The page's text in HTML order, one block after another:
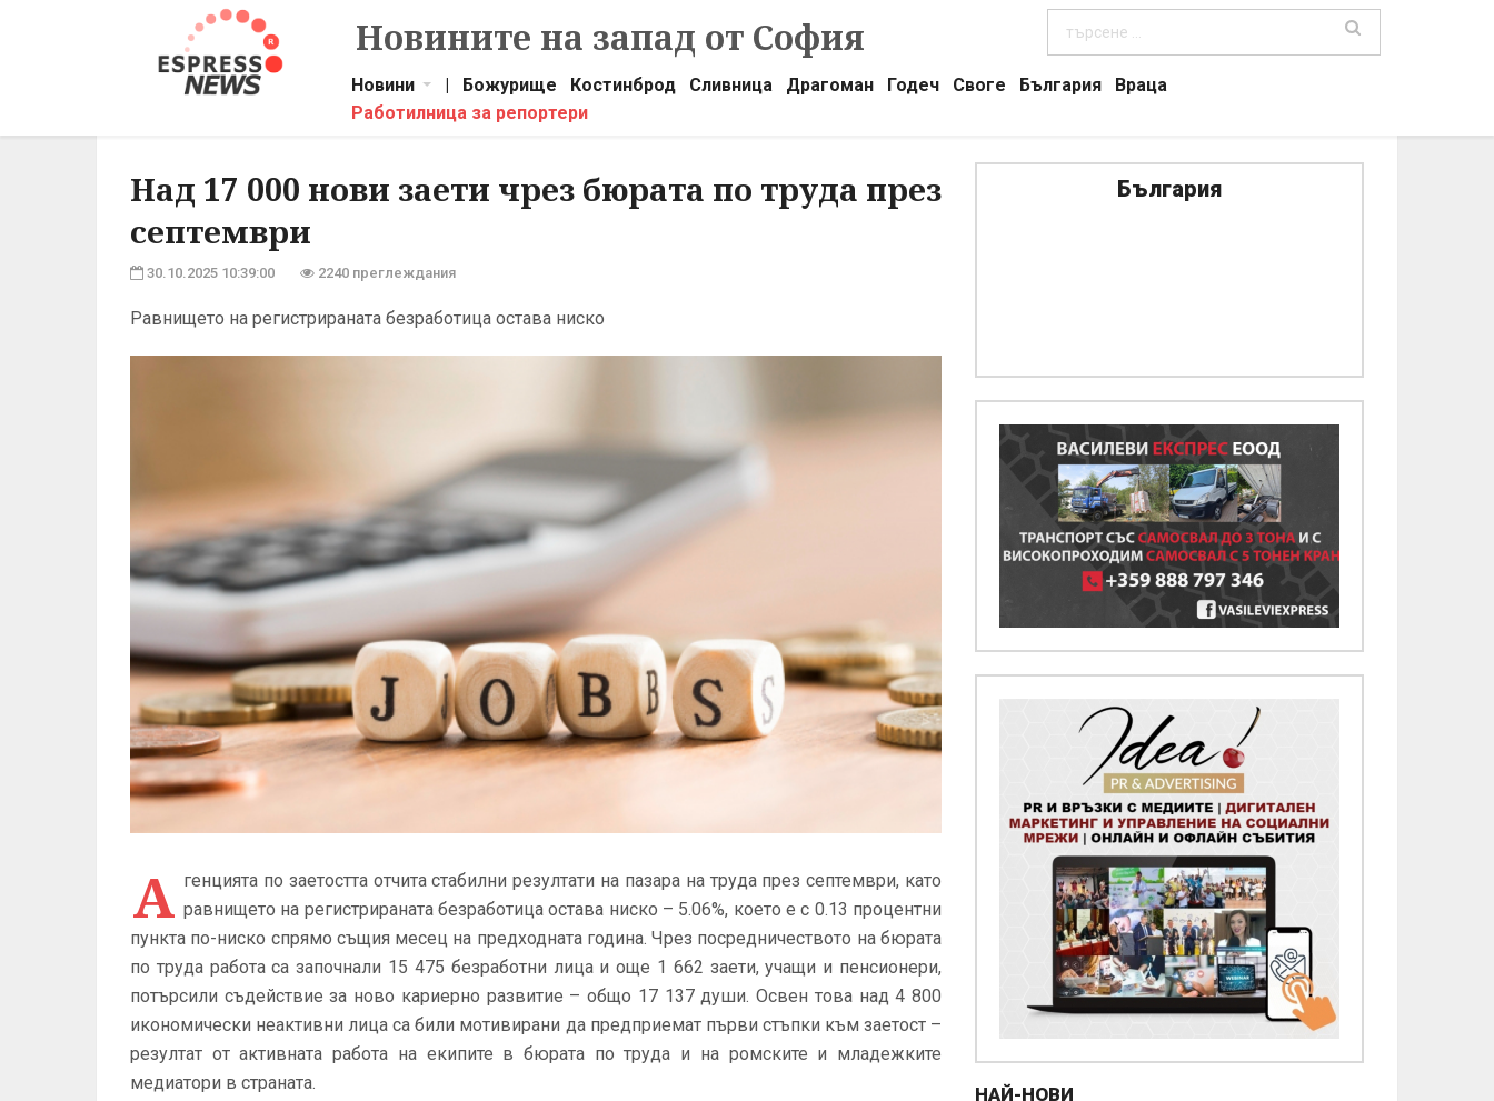
Новините на запад от София
Новини | Божурище Костинброд Сливница Драгоман Годеч Своге България
Враца
Работилница за репортери
Над 17 000 нови заети чрез бюрата по труда през
септември
30.10.2025 10:39:00 2240 преглеждания
Равнището на регистрираната безработица остава ниско
А генцията по заетостта отчита стабилни резултати на пазара на труда през септември, като
равнището на регистрираната безработица остава ниско – 5.06%, което е с 0.13 процентни
пункта по-ниско спрямо същия месец на предходната година. Чрез посредничеството на бюрата
по труда работа са започнали 15 475 безработни лица и още 1 662 заети, учащи и пенсионери,
потърсили съдействие за ново кариерно развитие – общо 17 137 души. Освен това над 4 800
икономически неактивни лица са били мотивирани да предприемат първи стъпки към заетост –
резултат от активната работа на екипите в бюрата по труда и на ромските и младежките
медиатори в страната.
България
НАЙ-НОВИ